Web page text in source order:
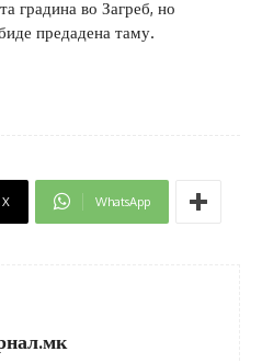
градина во Загреб, но
предадена таму.
X WhatsApp